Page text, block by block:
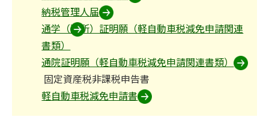
納税管理人届
通学（通所）証明願（軽自動車税減免申請関連
書類）
通院証明願（軽自動車税減免申請関連書類）
固定資産税非課税申告書
軽自動車税減免申請書